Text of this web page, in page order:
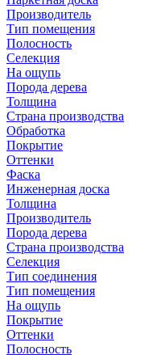
Производитель
Тип помещения
Полосность
Селекция
На ощупь
Порода дерева
Толщина
Страна производства
Обработка
Покрытие
Оттенки
Фаска
Инженерная доска
Толщина
Производитель
Порода дерева
Страна производства
Селекция
Тип соединения
Тип помещения
На ощупь
Покрытие
Оттенки
Полосность